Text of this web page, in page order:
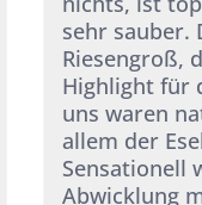
sehr sauber.
Riesengroß,
Highlight für
uns waren
allem der
Sensationell
Abwicklung